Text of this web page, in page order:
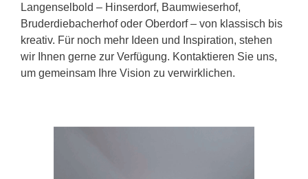
Langenselbold – Hinserdorf, Baumwieserhof,
Bruderdiebacherhof oder Oberdorf – von klassisch bis
kreativ. Für noch mehr Ideen und Inspiration, stehen
wir Ihnen gerne zur Verfügung. Kontaktieren Sie uns,
um gemeinsam Ihre Vision zu verwirklichen.